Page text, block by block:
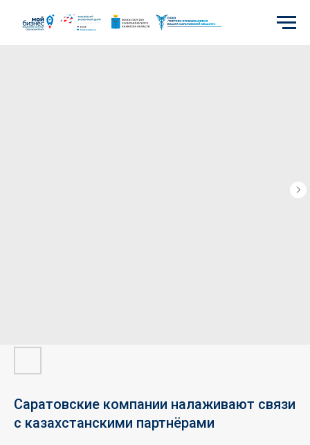
Саратовские компании налаживают связи
с казахстанскими партнёрами